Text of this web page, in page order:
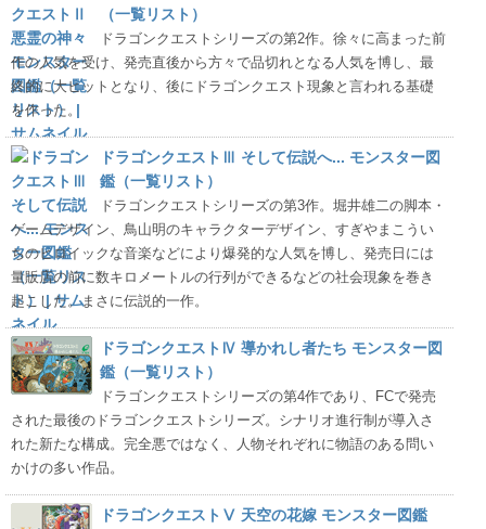
（一覧リスト）
ドラゴンクエストシリーズの第2作。徐々に高まった前
作の人気を受け、発売直後から方々で品切れとなる人気を博し、最
終的に大ヒットとなり、後にドラゴンクエスト現象と言われる基礎
を作った。
ドラゴンクエストⅢ そして伝説へ... モンスター図
鑑（一覧リスト）
ドラゴンクエストシリーズの第3作。堀井雄二の脚本・
ゲームデザイン、鳥山明のキャラクターデザイン、すぎやまこうい
ちのヒロイックな音楽などにより爆発的な人気を博し、発売日には
量販店の前に数キロメートルの行列ができるなどの社会現象を巻き
起こした。まさに伝説的一作。
ドラゴンクエストⅣ 導かれし者たち モンスター図
鑑（一覧リスト）
ドラゴンクエストシリーズの第4作であり、FCで発売
された最後のドラゴンクエストシリーズ。シナリオ進行制が導入さ
れた新たな構成。完全悪ではなく、人物それぞれに物語のある問い
かけの多い作品。
ドラゴンクエストⅤ 天空の花嫁 モンスター図鑑